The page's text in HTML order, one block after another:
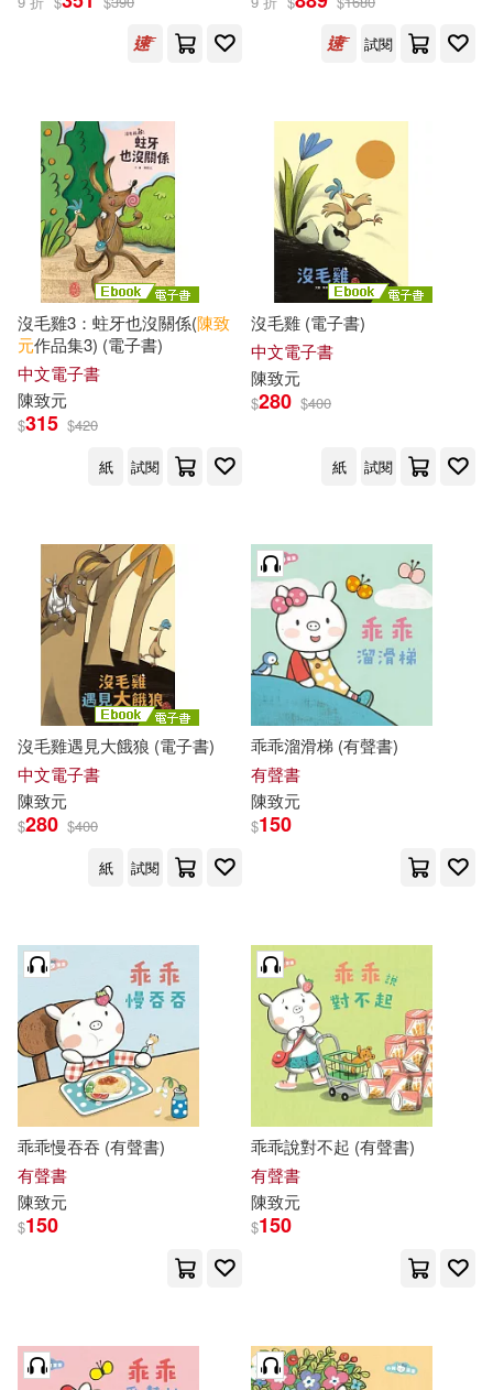
試閱
沒毛雞3：蛀牙也沒關係(陳致
元作品集3) (電子書)
中文電子書
陳致元
$315 $420
紙
試閱
沒毛雞 (電子書)
中文電子書
陳致元
$280 $400
紙 試閱
沒毛雞遇見大餓狼 (電子書)
中文電子書
陳致元
$280 $400
紙
試閱
乖乖溜滑梯 (有聲書)
有聲書
陳致元
$150
乖乖慢吞吞 (有聲書)
有聲書
陳致元
$150
乖乖說對不起 (有聲書)
有聲書
陳致元
$150